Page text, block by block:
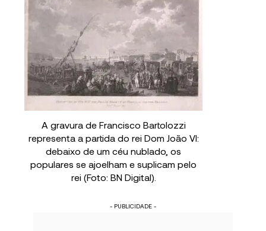
A gravura de Francisco Bartolozzi
representa a partida do rei Dom João VI:
debaixo de um céu nublado, os
populares se ajoelham e suplicam pelo
rei (Foto: BN Digital).
- PUBLICIDADE -